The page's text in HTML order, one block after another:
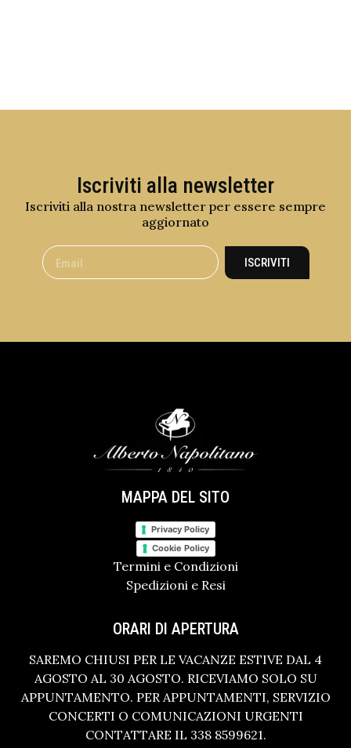
Iscriviti alla newsletter
Iscriviti alla nostra newsletter per essere sempre
aggiornato
ISCRIVITI
MAPPA DEL SITO
Privacy Policy
Cookie Policy
Termini e Condizioni
Spedizioni e Resi
ORARI DI APERTURA
SAREMO CHIUSI PER LE VACANZE ESTIVE DAL 4
AGOSTO AL 30 AGOSTO. RICEVIAMO SOLO SU
APPUNTAMENTO. PER APPUNTAMENTI, SERVIZIO
CONCERTI O COMUNICAZIONI URGENTI
CONTATTARE IL 338 8599621.